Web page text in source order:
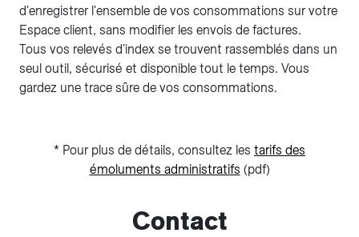
d'enregistrer l'ensemble de vos consommations sur votre
Espace client, sans modifier les envois de factures.
Tous vos relevés d'index se trouvent rassemblés dans un
seul outil, sécurisé et disponible tout le temps. Vous
gardez une trace sûre de vos consommations.
* Pour plus de détails, consultez les tarifs des
émoluments administratifs (pdf)
Contact